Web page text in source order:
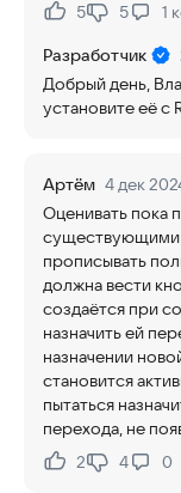
Нравится:
5Не 5 1
Разработчик
Добрый день,
установите её с
Артём 4 дек
Оценивать пока
существующими
прописывать
должна вести
создаётся при
назначить ей
назначении
становится
пытаться
перехода, не
Нравится:
2Не нравится:
4 0